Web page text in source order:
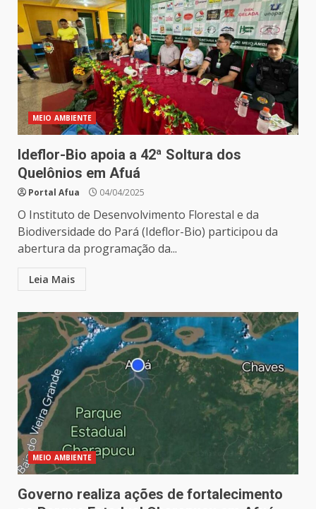
MEIO AMBIENTE
Ideflor-Bio apoia a 42ª Soltura dos
Quelônios em Afuá
Portal Afua 04/04/2025
O Instituto de Desenvolvimento Florestal e da
Biodiversidade do Pará (Ideflor-Bio) participou da
abertura da programação da...
Leia Mais
MEIO AMBIENTE
Governo realiza ações de fortalecimento